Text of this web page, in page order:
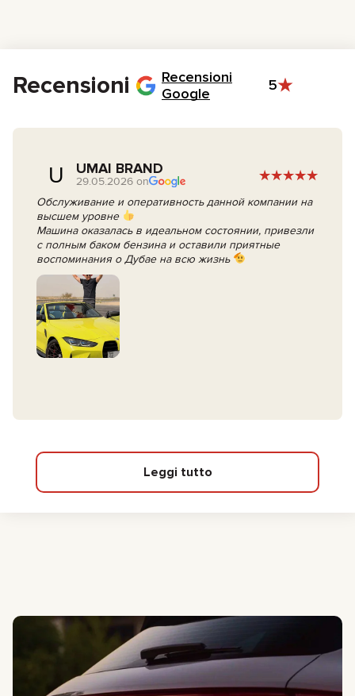
Recensioni
Recensioni
Google
5
U UMAI BRAND
29.05.2026 on
Обслуживание и оперативность данной компании на
высшем уровне
Машина оказалась в идеальном состоянии, привезли
с полным баком бензина и оставили приятные
воспоминания о Дубае на всю жизнь
Leggi tutto